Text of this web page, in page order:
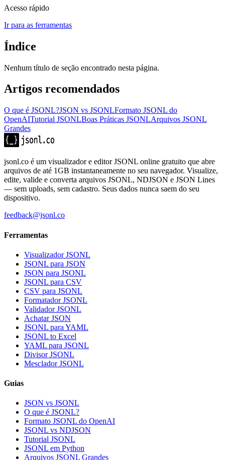
Acesso rápido
Ir para as ferramentas
Índice
Nenhum título de seção encontrado nesta página.
Artigos recomendados
O que é JSONL?JSON vs JSONLFormato JSONL do
OpenAITutorial JSONLBoas Práticas JSONLArquivos JSONL
Grandes
jsonl.co é um visualizador e editor JSONL online gratuito que abre
arquivos de até 1GB instantaneamente no seu navegador. Visualize,
edite, valide e converta arquivos JSONL, NDJSON e JSON Lines
— sem uploads, sem cadastro. Seus dados nunca saem do seu
dispositivo.
feedback@jsonl.co
Ferramentas
Visualizador JSONL
JSONL para JSON
JSON para JSONL
JSONL para CSV
CSV para JSONL
Formatador JSONL
Validador JSONL
Achatar JSON
JSONL para YAML
JSONL to Excel
YAML para JSONL
Divisor JSONL
Mesclador JSONL
Guias
JSON vs JSONL
O que é JSONL?
Formato JSONL do OpenAI
JSONL vs NDJSON
Tutorial JSONL
JSONL em Python
Arquivos JSONL Grandes